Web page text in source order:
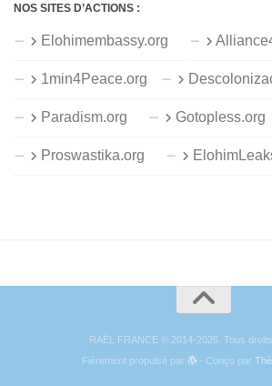
NOS SITES D’ACTIONS :
Elohimembassy.org
1min4Peace.org
Paradism.org
Proswastika.org
RAËL FRANCE © 2014-2026. Tous
Fièrement propulsé par
- Conçu par